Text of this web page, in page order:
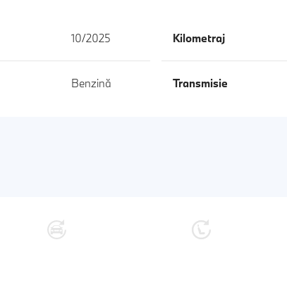
10/2025
Benzină
Kilometraj
Transmisie